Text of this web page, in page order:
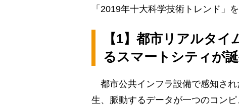
「2019年十大科学技術トレンド」
【1】都市リアルタ
るスマートシティが
都市公共インフラ設備で感知さ
生、脈動するデータが一つのコン